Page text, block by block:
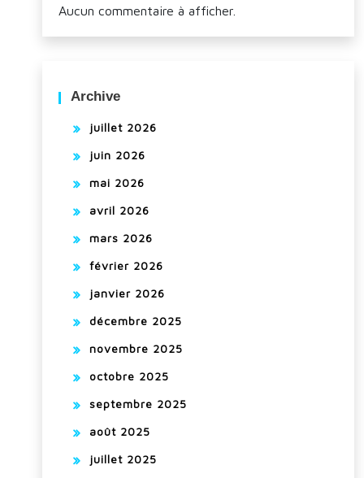
Aucun commentaire à afficher.
Archive
juillet 2026
juin 2026
mai 2026
avril 2026
mars 2026
février 2026
janvier 2026
décembre 2025
novembre 2025
octobre 2025
septembre 2025
août 2025
juillet 2025